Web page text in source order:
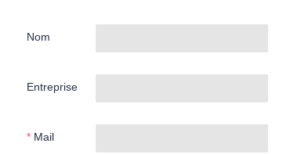
Nom
Entreprise
Mail